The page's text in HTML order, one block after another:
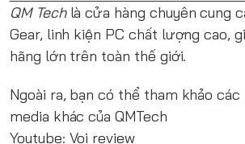
QM Techlà cửa hàng chuyên cung
Gear, linh kiện PC chất lượng cao,
hãng lớn trên toàn thế giới.
Ngoài ra, bạn có thể tham khảo
media khác của QMTech
Youtube: Voi review